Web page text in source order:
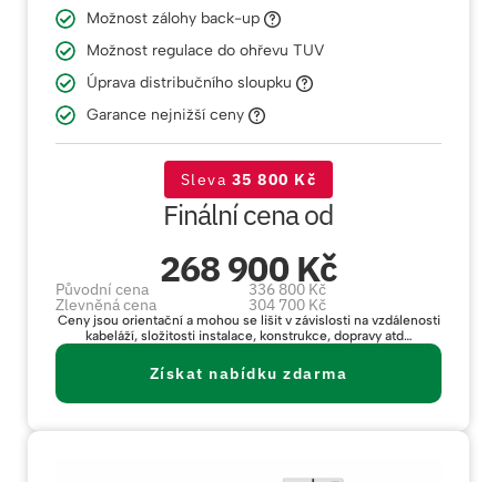
Možnost zálohy back-up
Možnost regulace do ohřevu TUV
Úprava distribučního sloupku
Garance nejnižší ceny
Sleva 35 800 Kč
Finální cena od
268 900 Kč
Původní cena
Zlevněná cena
336 800 Kč
304 700 Kč
Ceny jsou orientační a mohou se lišit v závislosti na vzdálenosti
kabeláží, složitosti instalace, konstrukce, dopravy atd…
Získat nabídku zdarma